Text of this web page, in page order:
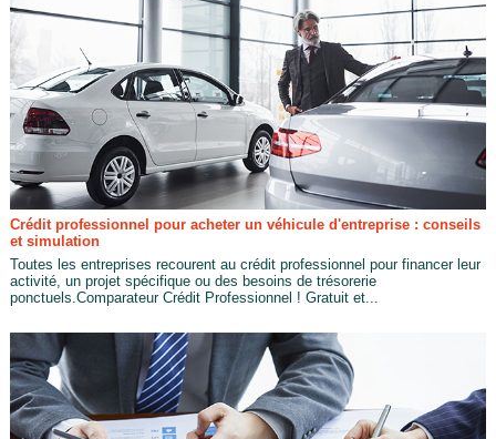
Crédit professionnel pour acheter un véhicule d'entreprise : conseils
et simulation
Toutes les entreprises recourent au crédit professionnel pour financer leur
activité, un projet spécifique ou des besoins de trésorerie
ponctuels.Comparateur Crédit Professionnel ! Gratuit et...